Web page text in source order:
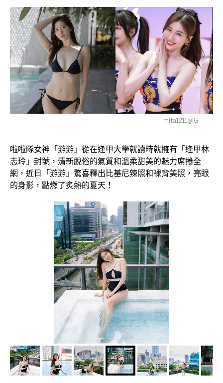
mita1211@IG
啦啦隊女神「游游」從在逢甲大學就讀時就擁有「逢甲林
志玲」封號，清新脫俗的氣質和溫柔甜美的魅力席捲全
網，近日「游游」驚喜釋出比基尼辣照和裸背美照，亮眼
的身影，點燃了炙熱的夏天！